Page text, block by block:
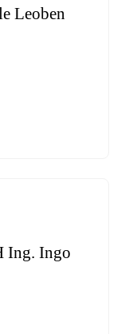
Leoben
Ing. Ingo